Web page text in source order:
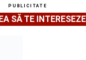
PUBLICITATE
SĂ TE INTERESEZE